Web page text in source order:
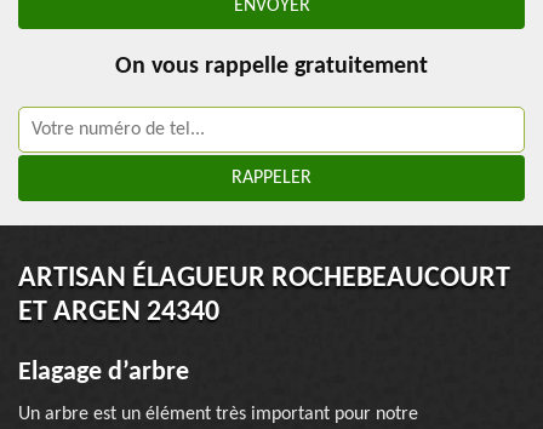
On vous rappelle gratuitement
ARTISAN ÉLAGUEUR ROCHEBEAUCOURT
ET ARGEN 24340
Elagage d’arbre
Un arbre est un élément très important pour notre